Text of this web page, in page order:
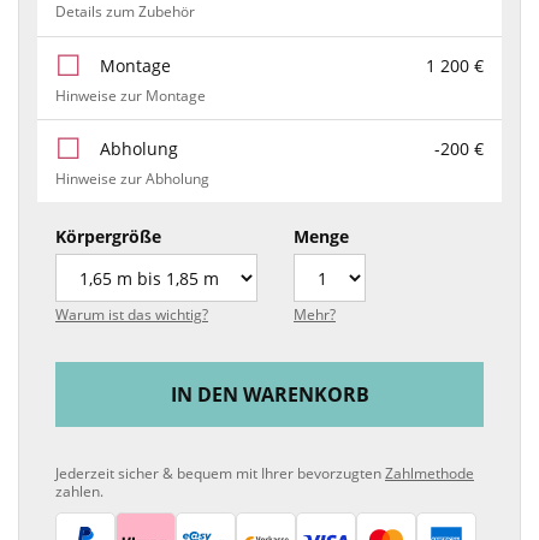
Details zum Zubehör
Montage 1 200 €
Hinweise zur Montage
Abholung -200 €
Hinweise zur Abholung
Körpergröße
Warum ist das wichtig?
Menge
Mehr?
IN DEN WARENKORB
Jederzeit sicher & bequem mit Ihrer bevorzugtenZahlmethode
zahlen.